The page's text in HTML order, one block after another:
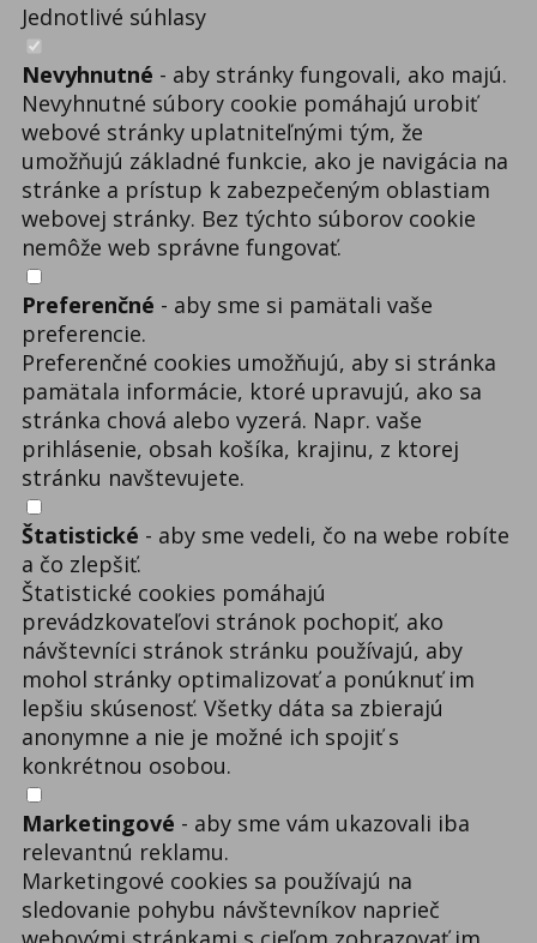
Jednotlivé súhlasy
Nevyhnutné - aby stránky fungovali, ako majú.
Nevyhnutné súbory cookie pomáhajú urobiť
webové stránky uplatniteľnými tým, že
umožňujú základné funkcie, ako je navigácia na
stránke a prístup k zabezpečeným oblastiam
webovej stránky. Bez týchto súborov cookie
nemôže web správne fungovať.
Preferenčné - aby sme si pamätali vaše
preferencie.
Preferenčné cookies umožňujú, aby si stránka
pamätala informácie, ktoré upravujú, ako sa
stránka chová alebo vyzerá. Napr. vaše
prihlásenie, obsah košíka, krajinu, z ktorej
stránku navštevujete.
Štatistické - aby sme vedeli, čo na webe robíte
a čo zlepšiť.
Štatistické cookies pomáhajú
prevádzkovateľovi stránok pochopiť, ako
návštevníci stránok stránku používajú, aby
mohol stránky optimalizovať a ponúknuť im
lepšiu skúsenosť. Všetky dáta sa zbierajú
anonymne a nie je možné ich spojiť s
konkrétnou osobou.
Marketingové - aby sme vám ukazovali iba
relevantnú reklamu.
Marketingové cookies sa používajú na
sledovanie pohybu návštevníkov naprieč